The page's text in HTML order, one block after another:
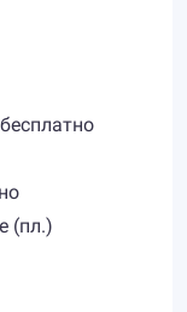
(пл.)